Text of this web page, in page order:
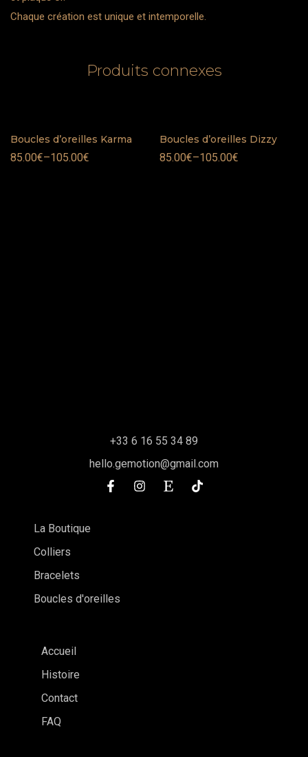
Chaque création est unique et intemporelle.
Produits connexes
Boucles d’oreilles Karma
85.00€–105.00€
Boucles d’oreilles Dizzy
85.00€–105.00€
+33 6 16 55 34 89
hello.gemotion@gmail.com
La Boutique
Colliers
Bracelets
Boucles d'oreilles
Accueil
Histoire
Contact
FAQ